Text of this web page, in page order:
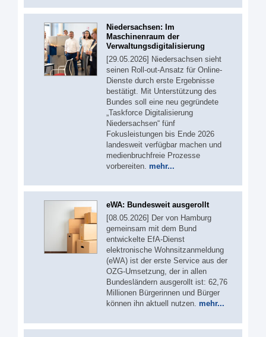
Niedersachsen: Im
Maschinenraum der
Verwaltungsdigitalisierung
[29.05.2026] Niedersachsen sieht
seinen Roll-out-Ansatz für Online-
Dienste durch erste Ergebnisse
bestätigt. Mit Unterstützung des
Bundes soll eine neu gegründete
„Taskforce Digitalisierung
Niedersachsen“ fünf
Fokusleistungen bis Ende 2026
landesweit verfügbar machen und
medienbruchfreie Prozesse
vorbereiten. mehr...
eWA: Bundesweit ausgerollt
[08.05.2026] Der von Hamburg
gemeinsam mit dem Bund
entwickelte EfA-Dienst
elektronische Wohnsitzanmeldung
(eWA) ist der erste Service aus der
OZG-Umsetzung, der in allen
Bundesländern ausgerollt ist: 62,76
Millionen Bürgerinnen und Bürger
können ihn aktuell nutzen. mehr...